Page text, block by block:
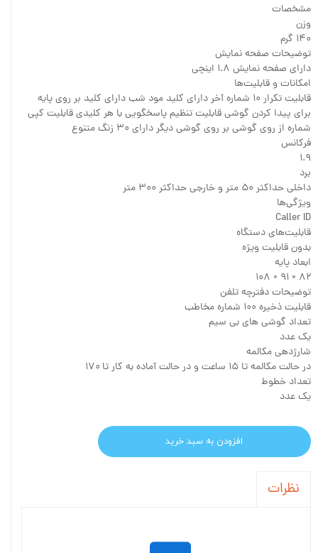
مشخصات
وزن
۱۴۰ گرم
توضیحات صفحه نمایش
دارای صفحه نمایش ۱.۸ اینچی
امکانات و قابلیت‌ها
قابلیت تکرار ۱۰ شماره آخر دارای کلید مود شب دارای کلید بر روی پایه
برای پیدا کردن گوشی قابلیت تنظیم پاسخگویی با هر کلیدی قابلیت کپی
شماره از روی گوشی بر روی گوشی دیگر دارای ۳۰ زنگ متنوع
فرکانس
۱.۹
برد
داخلی حداکثر ۵۰ متر و خارجی حداکثر ۳۰۰ متر
ویژگی‌ها
Caller ID
قابلیت‌های دستگاه
بدون قابلیت ویژه
ابعاد پایه
۸۲ × ۹۱ × ۱۰۸
توضیحات دفترچه تلفن
قابلیت ذخیره ۱۰۰ شماره مخاطب
تعداد گوشی های بی سیم
یک عدد
شارژدهی مکالمه
در حالت مکالمه تا ۱۵ ساعت و در حالت آماده به کار تا ۱۷۰
تعداد خطوط
یک عدد
افزودن به سبد خرید
نظرات